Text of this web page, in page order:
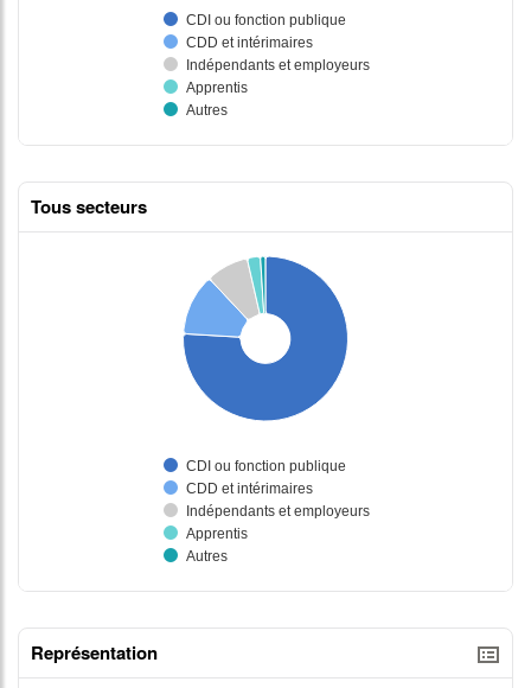
Tous secteurs
Représentation